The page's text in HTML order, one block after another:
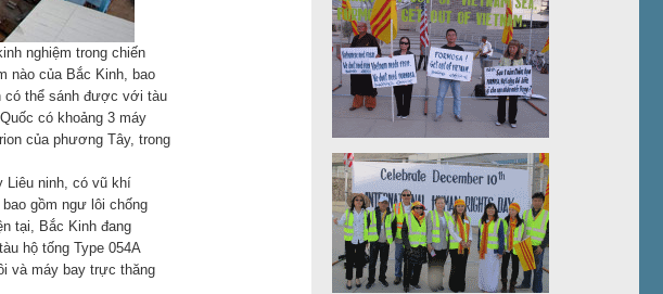
nghiệm trong chiến
nào của Bắc Kinh, bao
có thể sánh được với tàu
có khoảng 3 máy
của phương Tây, trong
Liêu ninh, có vũ khí
gồm ngư lôi chống
tại, Bắc Kinh đang
hộ tống Type 054A
và máy bay trực thăng